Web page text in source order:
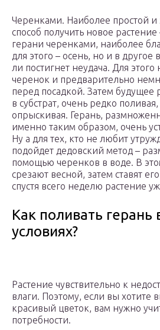
Черенками. Наиболее простой
способ получить новое
герани черенками, наиболее
для этого – осень, но и в другое
ли постигнет неудача. Для
черенок и предварительно
перед посадкой. Затем
в субстрат, очень редко
опрыскивая. Герань,
именно таким образом, очень
Ну а для тех, кто не любит
подойдет дедовский метод –
помощью черенков в воде. В
срезают весной, затем ставят
спустя всего неделю растение
Как поливать
условиях?
Растение чувствительно к
влаги. Поэтому, если вы хотите
красивый цветок, вам нужно
потребности.